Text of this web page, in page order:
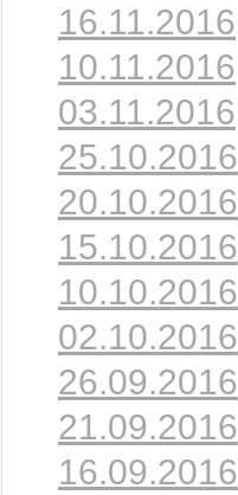
16.11.2016
10.11.2016
03.11.2016
25.10.2016
20.10.2016
15.10.2016
10.10.2016
02.10.2016
26.09.2016
21.09.2016
16.09.2016